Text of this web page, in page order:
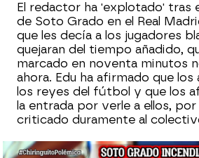
El redactor ha 'explotado' tras
de Soto Grado en el Real
que les decía a los jugadores
quejaran del tiempo añadido,
marcado en noventa minutos
ahora. Edu ha afirmado que
los reyes del fútbol y que los
la entrada por verle a ellos, por
criticado duramente al